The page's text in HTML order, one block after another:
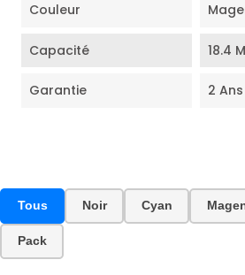
Couleur
Capacité 18.4
Garantie 2 Ans
Tous Noir Cyan
Pack